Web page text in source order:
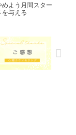
めよう月間スター
を与える